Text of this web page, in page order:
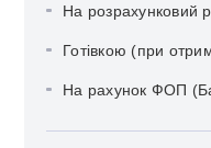
На розрахунковий
Готівкою (при
На рахунок ФОП